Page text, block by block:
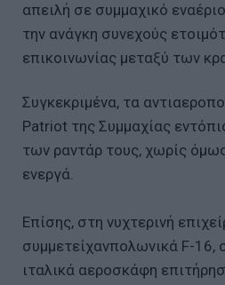
απειλή σε συμμαχικό
την ανάγκη συνεχούς
επικοινωνίας μεταξύ των
Συγκεκριμένα, τα
Patriot της Συμμαχίας
των ραντάρ τους, χωρίς
ενεργά.
Επίσης, στη νυχτερινή
συμμετείχανπολωνικά F-16,
ιταλικά αεροσκάφη